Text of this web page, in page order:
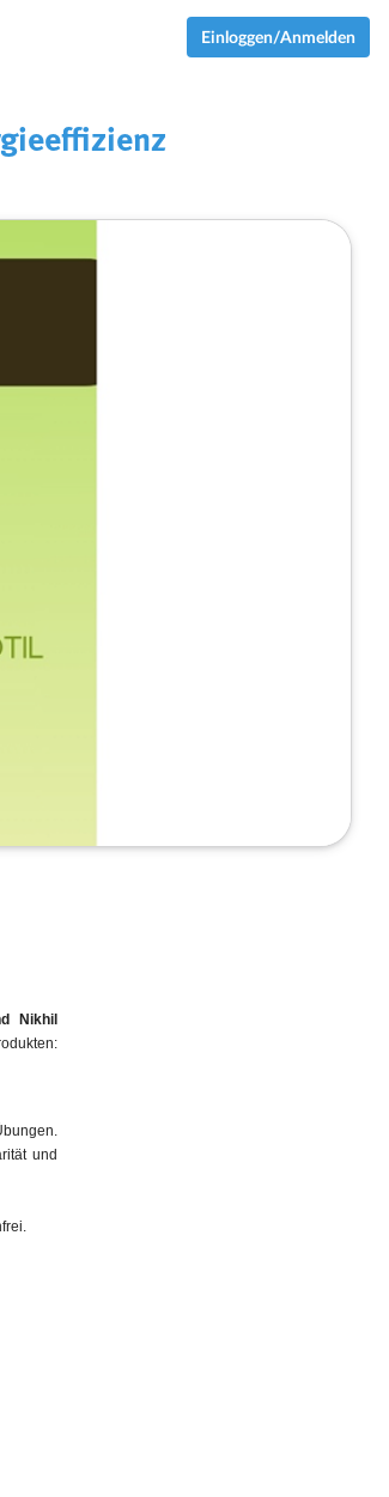
Einloggen/Anmelden
Nikhil
und